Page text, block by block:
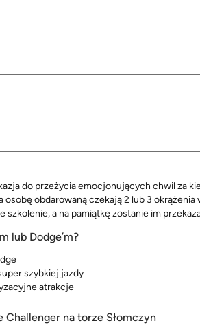
do przeżycia emocjonujących chwil za
osobę obdarowaną czekają 2 lub 3
a na pamiątkę zostanie im
lub Dodge’m?
szybkiej jazdy
atrakcje
Challenger na torze Słomczyn